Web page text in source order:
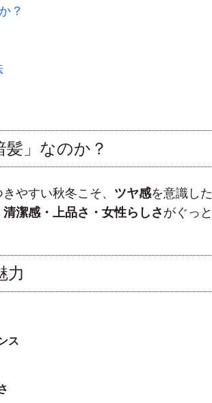
？
」なのか？
やすい秋冬こそ、 ツヤ感を意識し
清潔感・上品さ・女性らしさ がぐっ
力
ス